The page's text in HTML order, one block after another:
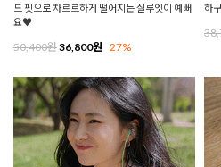
드 핏으로 차르르하게 떨어지는 실루엣이 예뻐
요♥
50,400원36,800원 27%
하